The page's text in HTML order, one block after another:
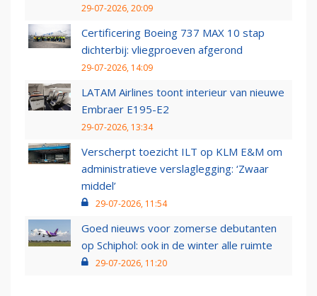
29-07-2026, 20:09
Certificering Boeing 737 MAX 10 stap
dichterbij: vliegproeven afgerond
29-07-2026, 14:09
LATAM Airlines toont interieur van nieuwe
Embraer E195-E2
29-07-2026, 13:34
Verscherpt toezicht ILT op KLM E&M om
administratieve verslaglegging: ‘Zwaar
middel’
29-07-2026, 11:54
Goed nieuws voor zomerse debutanten
op Schiphol: ook in de winter alle ruimte
29-07-2026, 11:20